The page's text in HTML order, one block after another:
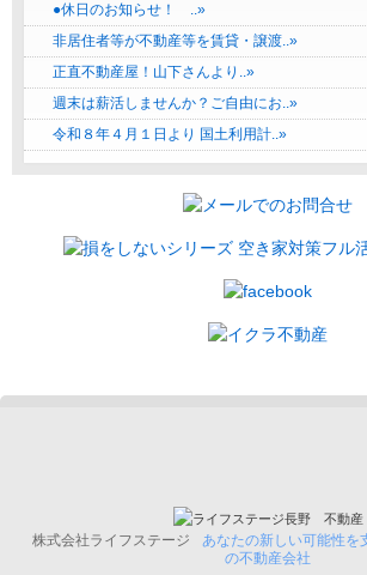
●休日のお知らせ！ ..»
非居住者等が不動産等を賃貸・譲渡..»
正直不動産屋！山下さんより..»
週末は薪活しませんか？ご自由にお..»
令和８年４月１日より 国土利用計..»
株式会社ライフステージ
あなたの新しい可能性を
の不動産会社